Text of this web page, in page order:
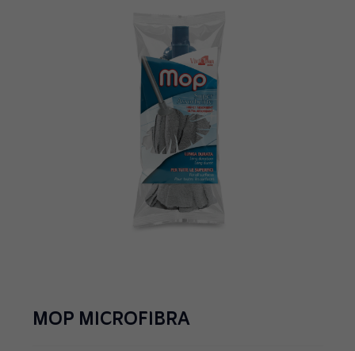
MOP MICROFIBRA